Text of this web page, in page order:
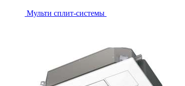
Мульти сплит-системы